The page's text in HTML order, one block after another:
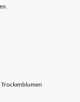
Trockenblumen